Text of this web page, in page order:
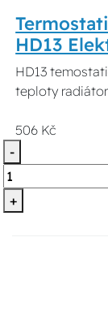
HD13
HD13
teploty
506 Kč
-
+